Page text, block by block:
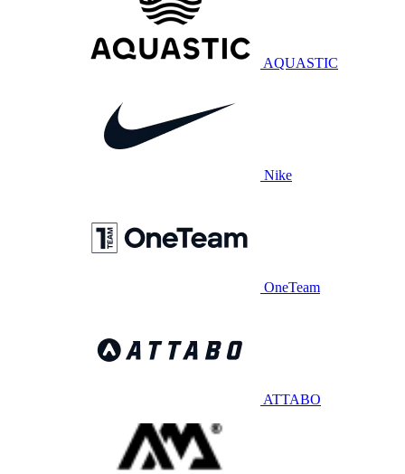
AQUASTIC
Nike
OneTeam
ATTABO